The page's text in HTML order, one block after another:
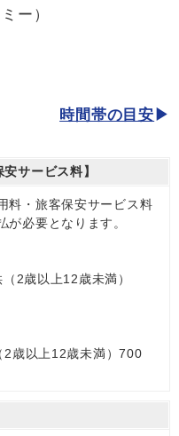
ー）
時間帯の目安
サービス料】
料・旅客保安サービス料
が必要となります。
2歳以上12歳未満）
2歳以上12歳未満）700